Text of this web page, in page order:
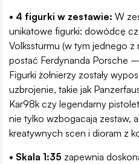
• 4 figurki w zestawie: W
unikatowe figurki: dowódcę
Volkssturmu (w tym jednego
postać Ferdynanda Porsche
Figurki żołnierzy zostały
uzbrojenie, takie jak
Kar98k czy legendarny
nie tylko wzbogacają zestaw,
kreatywnych scen i dioram z
• Skala 1:35 zapewnia